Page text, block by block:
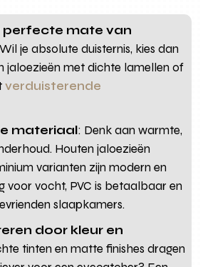
perfecte mate van
je absolute duisternis, kies dan
jaloezieën met dichte lamellen of
verduisterende
materiaal: Denk aan warmte,
Houten jaloezieën
varianten zijn modern en
voor vocht, PVC is betaalbaar en
slaapkamers.
door kleur en
tinten en matte finishes dragen